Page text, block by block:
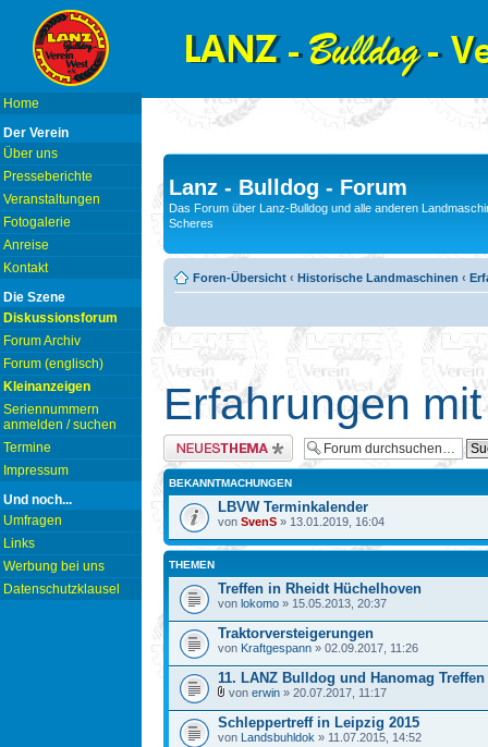
Home
Der Verein
Über uns
Presseberichte
Veranstaltungen
Fotogalerie
Anreise
Kontakt
Die Szene
Diskussionsforum
Forum Archiv
Forum (englisch)
Kleinanzeigen
Seriennummern
anmelden / suchen
Termine
Impressum
Und noch...
Umfragen
Links
Werbung bei uns
Datenschutzklausel
Lanz - Bulldog - Forum
Das Forum über Lanz-Bulldog und alle anderen
Scheres
Foren-Übersicht ‹ Historische Landmaschinen ‹
Erfahrungen
Neues Thema erstellen
BEKANNTMACHUNGEN
LBVW Terminkalender
von SvenS » 13.01.2019, 16:04
THEMEN
Treffen in Rheidt Hüchelhoven
von lokomo » 15.05.2013, 20:37
Traktorversteigerungen
von Kraftgespann » 02.09.2017, 11:26
11. LANZ Bulldog und Hanomag
von erwin » 20.07.2017, 11:17
Schleppertreff in Leipzig 2015
von Landsbuhldok » 11.07.2015, 14:52